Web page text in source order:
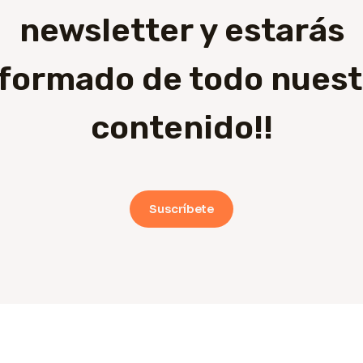
newsletter y estarás
de todo
contenido!!
Suscríbete